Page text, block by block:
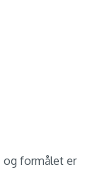
og formålet er